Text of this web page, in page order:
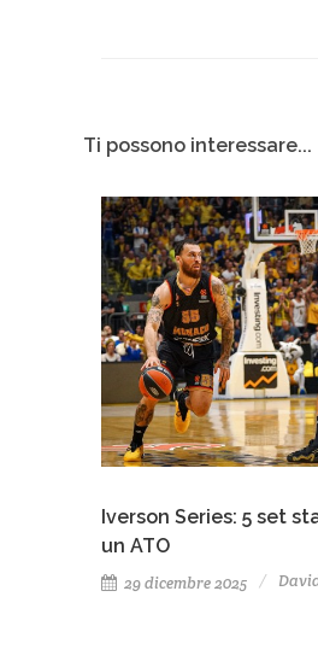
Ti possono interessare...
Iverson Series: 5 set
un ATO
29 dicembre 2025